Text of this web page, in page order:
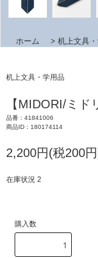
ホーム > 机上文具
机上文具・学用品
【MIDORI/ミ
品番：41841006
商品ID：180174114
2,200円(税200
在庫状況 2
購入数